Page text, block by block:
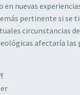
nuevas
pertinente si se
circunstancias
afectaría las